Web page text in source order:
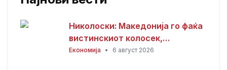
Николоски: Македонија го фаќа
вистинскиот колосек,
обезбедени 149 милиони евра
Економија • 6 август 2026